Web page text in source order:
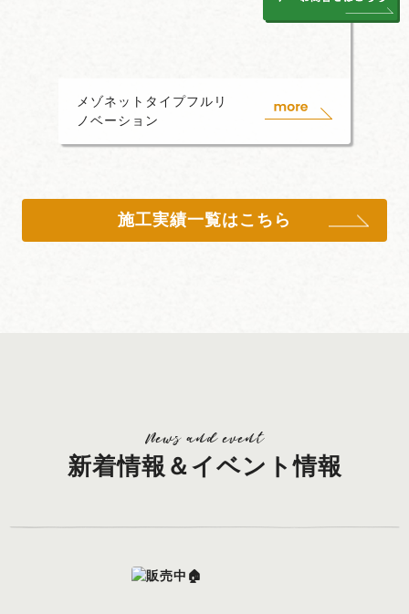
メゾネットタイプフルリ
ノベーション
施工実績一覧はこちら
News and event
新着情報＆イベント情報